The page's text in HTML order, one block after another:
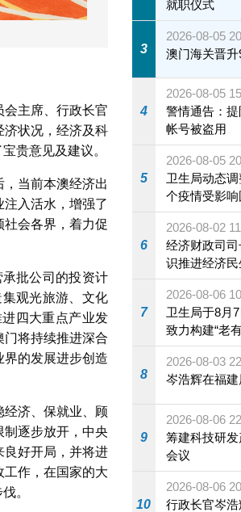
会主席、行政长官
济状况，经济及科
贵意见及建议。
当前本澳经济出
入活水，增强了
会各界，着力促
批公司的投资计
观光旅游、文化
四大重点产业发
将持续推进深合
的发展进步创造
济、保就业、顾
逐步放开，中央
良好开局，并将进
作，在国家的大
。
就职仪式
3
2026-08-05
澳门海关晋
4
2026-08-05
警情通告：提
帐号被盗用
5
2026-08-05
卫生局动态
个疫情受影
施
6
2026-08-02
经济财政司
识推进经济
7
2026-08-06
卫生局于8月
致力构建“老
8
2026-08-03
岑浩辉在福
9
2026-08-06
筹建科技研
会议
10
2026-08-06
行政长官岑